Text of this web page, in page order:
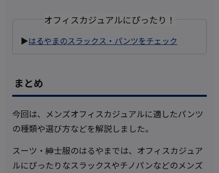
オフィスカジュアルにぴったり！
▶はるやまのスラックス・パンツをチェック
まとめ
今回は、メンズオフィスカジュアルに適したパンツ
の種類や選び方などを解説しました。
スーツ・紳士服のはるやまでは、オフィスカジュア
ルにぴったりなスラックスやチノパンなどのメンズ